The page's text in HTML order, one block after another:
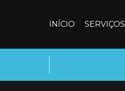
INÍCIO SERVIÇOS